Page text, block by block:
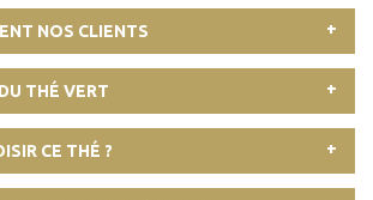
NOS CLIENTS
THÉ VERT
CE THÉ ?